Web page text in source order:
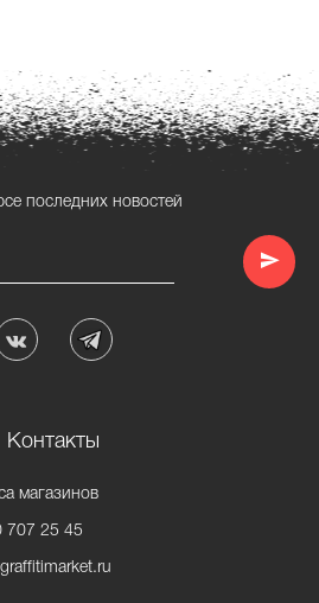
последних новостей
Контакты
магазинов
707 25 45